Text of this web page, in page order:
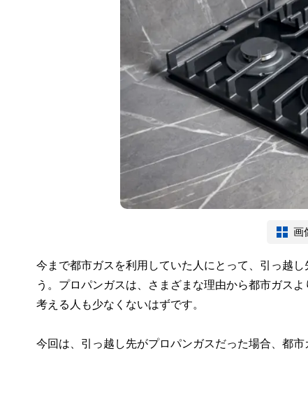
画
今まで都市ガスを利用していた人にとって、引っ越
う。プロパンガスは、さまざまな理由から都市ガス
考える人も少なくないはずです。
今回は、引っ越し先がプロパンガスだった場合、都